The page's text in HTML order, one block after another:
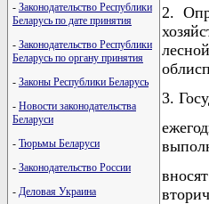
- Законодательство Республики
Беларусь по дате принятия
- Законодательство Республики
Беларусь по органу принятия
- Законы Республики Беларусь
- Новости законодательства
Беларуси
- Тюрьмы Беларуси
- Законодательство России
- Деловая Украина
2.
3.